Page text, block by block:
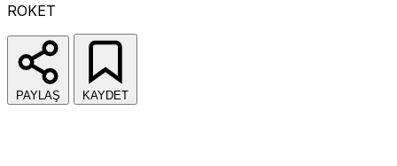
ROKET
PAYLAŞ KAYDET